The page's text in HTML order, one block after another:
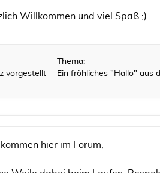
Willkommen und viel Spaß ;)
vorgestellt
Thema:
Ein fröhliches "Hallo" aus
hier im Forum,